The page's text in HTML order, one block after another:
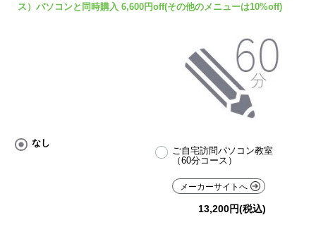
ス）パソコンと同時購入 6,600円off(その他のメニューは10%off)
なし
ご自宅訪問パソコン教室
（60分コース）
メーカーサイトへ
13,200円(税込)